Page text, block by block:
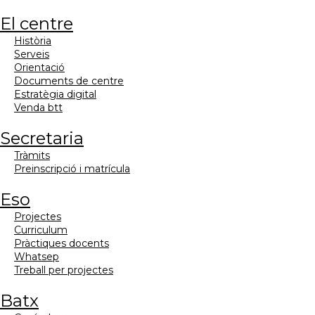
el centre
història
serveis
orientació
documents de centre
estratègia digital
venda btt
secretaria
tràmits
preinscripció i matrícula
eso
projectes
curriculum
pràctiques docents
whatsep
treball per projectes
batx